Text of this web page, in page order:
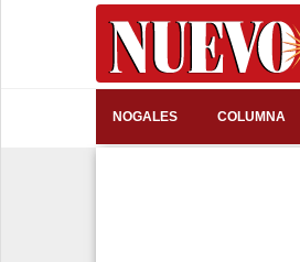
NOGALES COLUMNA